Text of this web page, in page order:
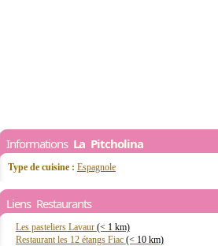
Informations La Pitcholina
Type de cuisine : Espagnole
Liens Restaurants
Les pasteliers Lavaur (< 1 km)
Restaurant les 12 étangs Fiac (< 10 km)